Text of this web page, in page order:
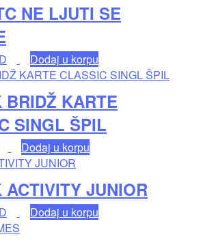
NE LJUTI SE
Dodaj u korpu
BRIDŽ KARTE
SINGL ŠPIL
Dodaj u korpu
ACTIVITY JUNIOR
Dodaj u korpu